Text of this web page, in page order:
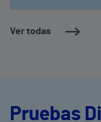
Ver todas
Pruebas